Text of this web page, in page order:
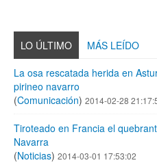
LO ÚLTIMO
MÁS LEÍDO
La osa rescatada herida en
pirineo navarro
(Comunicación) 2014-02-28
Tiroteado en Francia el
Navarra
(Noticias) 2014-03-01 17:53:02